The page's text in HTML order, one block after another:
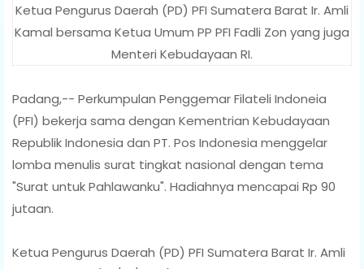
Ketua Pengurus Daerah (PD) PFI Sumatera Barat Ir. Amli
Kamal bersama Ketua Umum PP PFI Fadli Zon yang juga
Menteri Kebudayaan RI.
Padang,-- Perkumpulan Penggemar Filateli Indoneia
(PFI) bekerja sama dengan Kementrian Kebudayaan
Republik Indonesia dan PT. Pos Indonesia menggelar
lomba menulis surat tingkat nasional dengan tema
"Surat untuk Pahlawanku". Hadiahnya mencapai Rp 90
jutaan.
Ketua Pengurus Daerah (PD) PFI Sumatera Barat Ir. Amli